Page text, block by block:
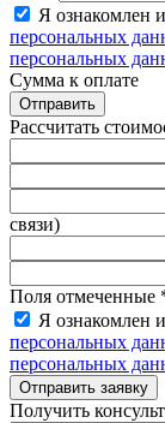
Я ознакомлен
персональных
персональных
Сумма к оплате
Рассчитать
связи)
Поля отмеченные
Я ознакомлен
персональных
персональных
Отправить заявку
Получить